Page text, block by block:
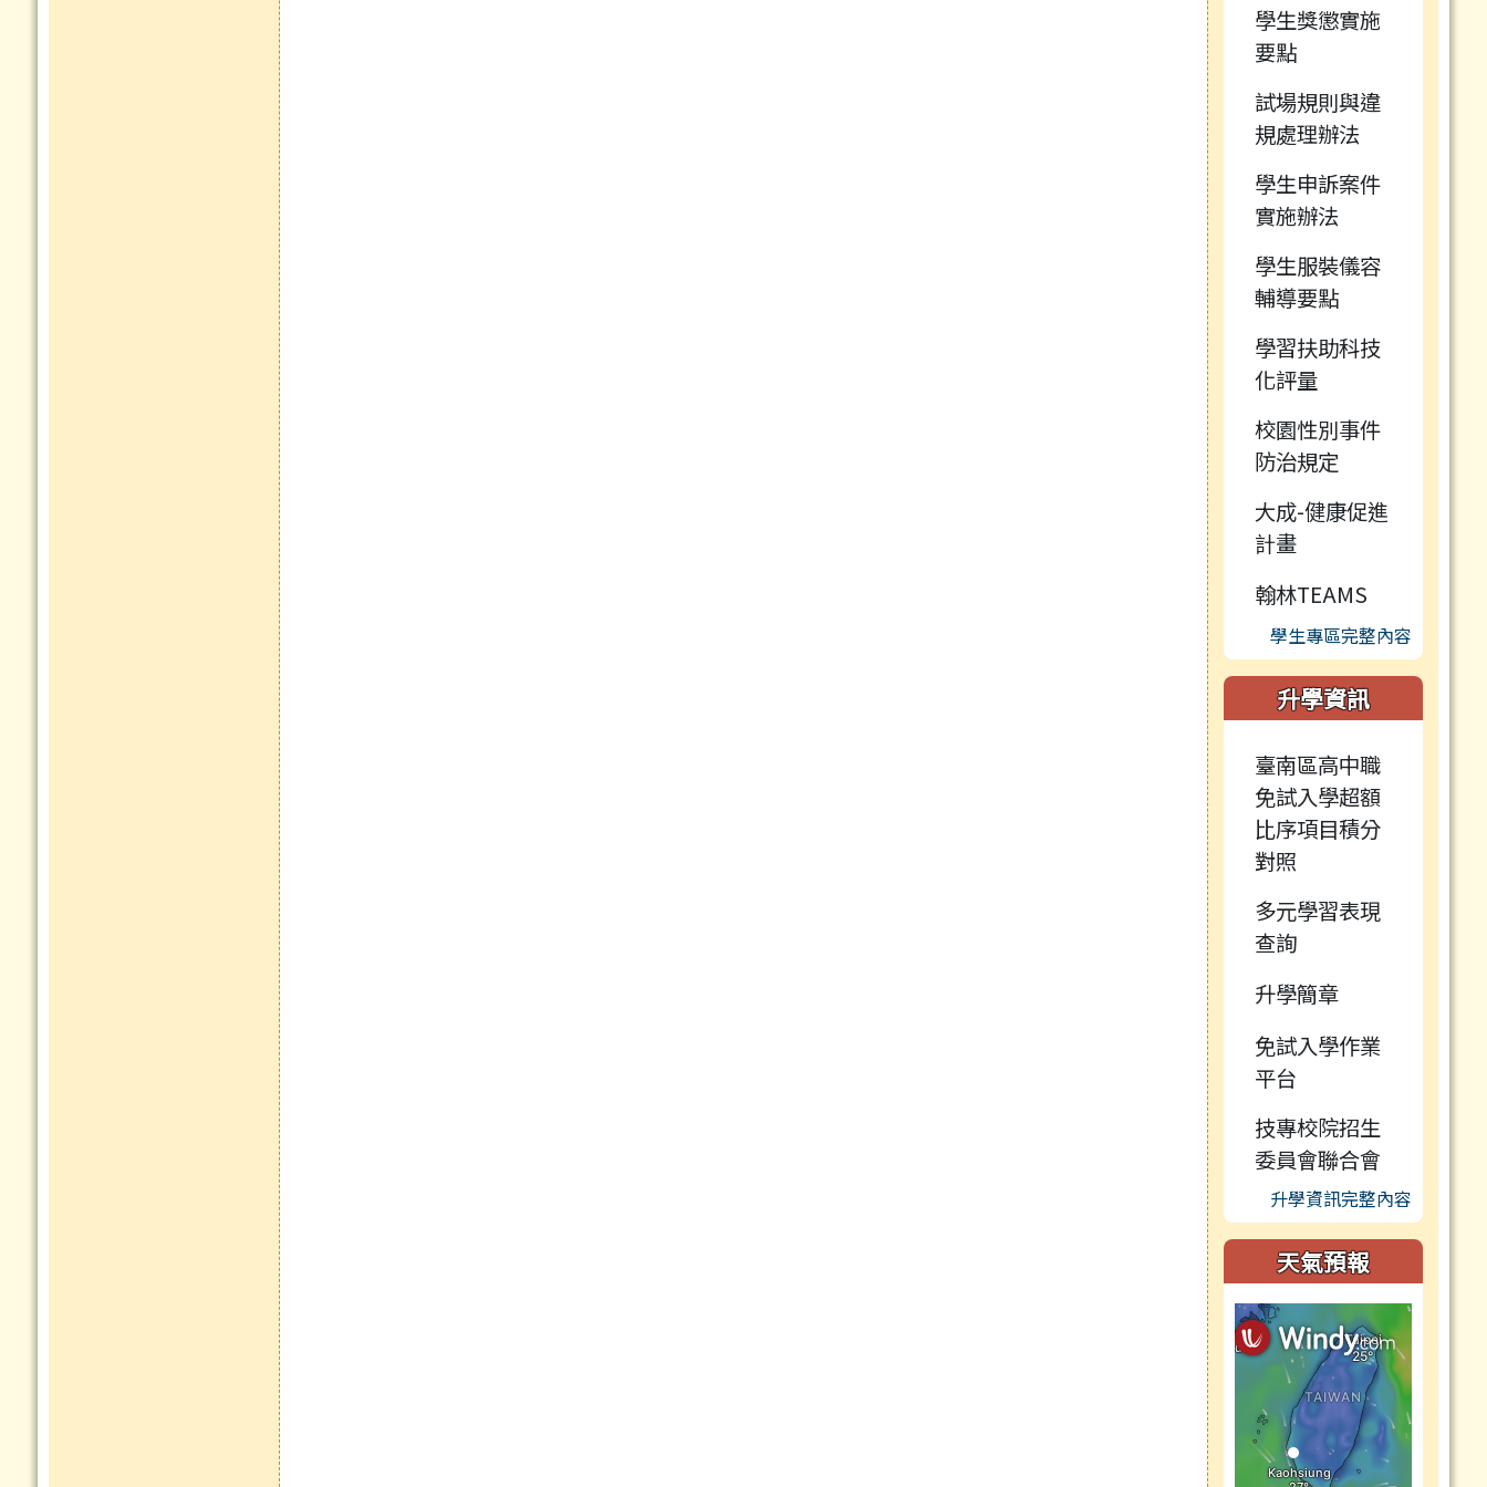
學生獎懲實施
要點
試場規則與違
規處理辦法
學生申訴案件
實施辦法
學生服裝儀容
輔導要點
學習扶助科技
化評量
校園性別事件
防治規定
大成-健康促進
計畫
翰林TEAMS
學生專區完整內容
升學資訊
臺南區高中職
免試入學超額
比序項目積分
對照
多元學習表現
查詢
升學簡章
免試入學作業
平台
技專校院招生
委員會聯合會
升學資訊完整內容
天氣預報